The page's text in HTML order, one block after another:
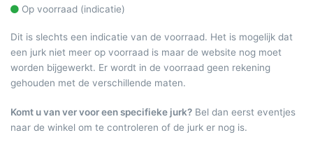
Op voorraad (indicatie)
Dit is slechts een indicatie van de voorraad. Het is mogelijk dat
een jurk niet meer op voorraad is maar de website nog moet
worden bijgewerkt. Er wordt in de voorraad geen rekening
gehouden met de verschillende maten.
Komt u van ver voor een specifieke jurk? Bel dan eerst eventjes
naar de winkel om te controleren of de jurk er nog is.